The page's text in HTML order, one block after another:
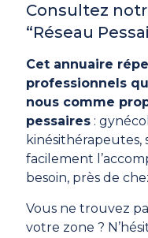
Consultez
“Réseau
Cet annuaire
professionnels
nous comme
pessaires :
kinésithérapeutes,
facilement
besoin, près de
Vous ne trouvez
votre zone ?